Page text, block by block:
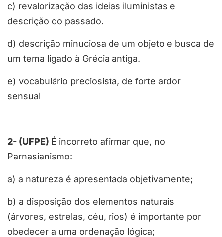
c) revalorização das ideias iluministas e
descrição do passado.
d) descrição minuciosa de um objeto e busca de
um tema ligado à Grécia antiga.
e) vocabulário preciosista, de forte ardor
sensual
2- (UFPE) É incorreto afirmar que, no
Parnasianismo:
a) a natureza é apresentada objetivamente;
b) a disposição dos elementos naturais
(árvores, estrelas, céu, rios) é importante por
obedecer a uma ordenação lógica;